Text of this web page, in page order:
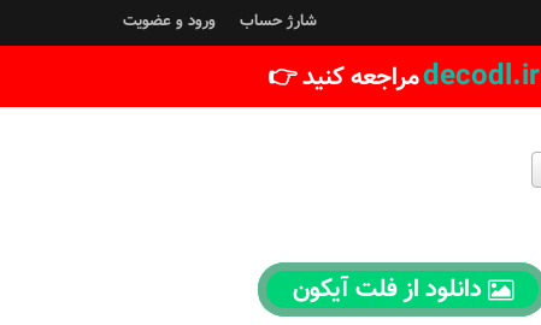
شارژ حساب ورود و عضویت
decodl.irمراجعه کنید 👉
دانلود از فلت آیکون